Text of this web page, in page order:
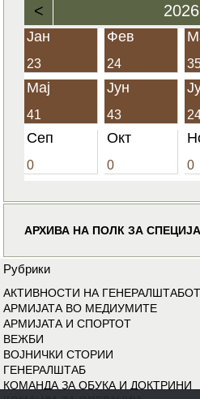
< 2026
Јан
23
Фев
24
Мај
41
Јун
43
Сеп
0
Окт
0 0
АРХИВА НА ПОЛК ЗА
Рубрики
АКТИВНОСТИ НА ГЕНЕРАЛШТАБОТ
АРМИЈАТА ВО МЕДИУМИТЕ
АРМИЈАТА И СПОРТОТ
ВЕЖБИ
ВОЈНИЧКИ СТОРИИ
ГЕНЕРАЛШТАБ
КОМАНДА ЗА ОБУКА И ДОКТРИНИ